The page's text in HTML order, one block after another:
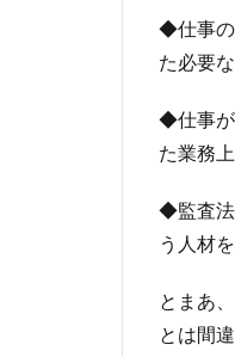
◆仕事の
た必要
◆仕事が
た業務
◆監査法
う人材
とまあ
とは間